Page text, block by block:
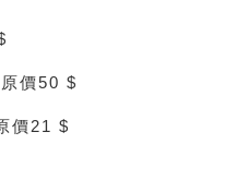
價50 $
價21 $